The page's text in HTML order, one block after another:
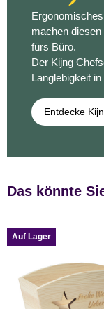
machen
fürs Büro.
Der Kijng
Langlebigkeit
Entdecke
Das könnte
Auf Lager